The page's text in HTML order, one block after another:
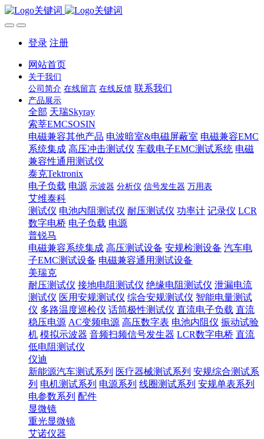
登录 注册
网站首页
关于我们
公司简介 在线留言 在线反馈 联系我们
产品展示
全部 天瑞Skyray
索莘EMCSOSIN
电磁兼容其他产品 电波暗室&电磁屏蔽室 电磁兼容EMC
系统集成 高压冲击测试仪 车载电子EMC测试系统 电磁
兼容性通用测试仪
泰克Tektronix
电子负载 电源 示波器 分析仪 信号发生器 万用表
艾维泰科
测试仪 电池内阻测试仪 耐压测试仪 功率计 记录仪 LCR
数字电桥 电子负载 电源
普锐马
电磁兼容系统集成 高压测试设备 安规检测设备 汽车电
子EMC测试设备 电磁兼容通用测试设备
美瑞克
耐压测试仪 接地电阻测试仪 绝缘电阻测试仪 泄漏电流
测试仪 医用安规测试仪 综合安规测试仪 智能电量测试
仪 多路温度巡检仪 话筒极性测试仪 直流电子负载 直流
稳压电源 AC变频电源 高压数字表 电池内阻仪 振动试验
机 模拟示波器 音频扫频信号发生器 LCR数字电桥 直流
低电阻测试仪
仪迪
新能源汽车测试系列 医疗器械测试系列 安规综合测试系
列 电机测试系列 电源系列 线圈测试系列 安规单表系列
电参数系列 配件
显微镜
重光显微镜
艾诺仪器